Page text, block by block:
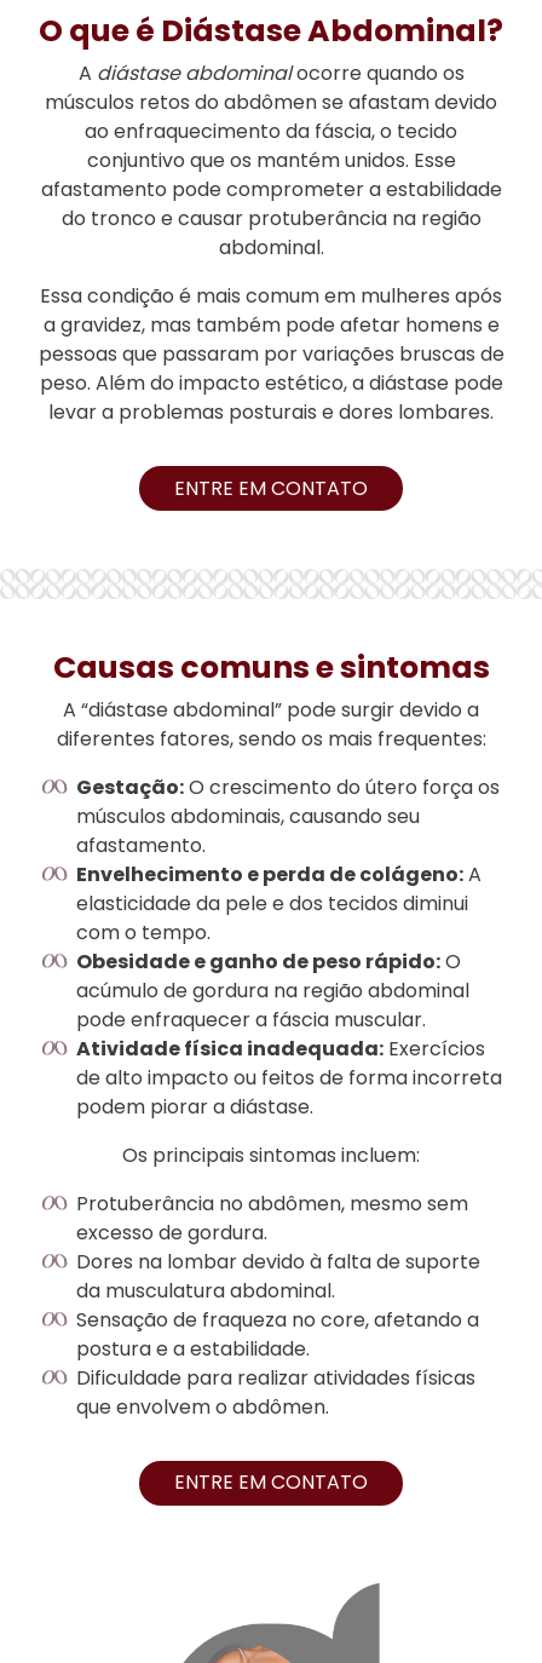
O que é Diástase Abdominal?
A diástase abdominalocorre quando os
músculos retos do abdômen se afastam devido
ao enfraquecimento da fáscia, o tecido
conjuntivo que os mantém unidos. Esse
afastamento pode comprometer a estabilidade
do tronco e causar protuberância na região
abdominal.
Essa condição é mais comum em mulheres após
a gravidez, mas também pode afetar homens e
pessoas que passaram por variações bruscas de
peso. Além do impacto estético, a diástase pode
levar a problemas posturais e dores lombares.
ENTRE EM CONTATO
Causas comuns e sintomas
A “diástase abdominal” pode surgir devido a
diferentes fatores, sendo os mais frequentes:
Gestação:O crescimento do útero força os
músculos abdominais, causando seu
afastamento.
Envelhecimento e perda de colágeno:A
elasticidade da pele e dos tecidos diminui
com o tempo.
Obesidade e ganho de peso rápido:O
acúmulo de gordura na região abdominal
pode enfraquecer a fáscia muscular.
Atividade física inadequada:Exercícios
de alto impacto ou feitos de forma incorreta
podem piorar a diástase.
Os principais sintomas incluem:
Protuberância no abdômen, mesmo sem
excesso de gordura.
Dores na lombar devido à falta de suporte
da musculatura abdominal.
Sensação de fraqueza no core, afetando a
postura e a estabilidade.
Dificuldade para realizar atividades físicas
que envolvem o abdômen.
ENTRE EM CONTATO